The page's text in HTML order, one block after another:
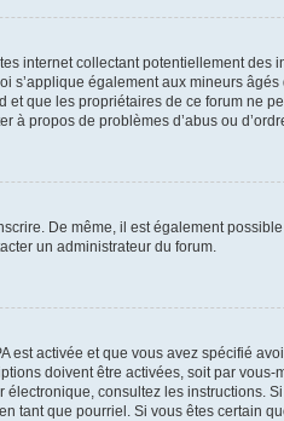
internet collectant potentiellement des
également aux mineurs
que les propriétaires de ce forum ne
propos de problèmes d’abus ou
De même, il est également
un administrateur du forum.
activée et que vous avez spécifié
doivent être activées, soit par vous-
consultez les instructions.
que pourriel. Si vous êtes certain